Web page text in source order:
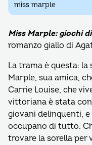
miss marple
Miss Marple: giochi
romanzo giallo di
La trama è questa: la
Marple, sua amica,
Carrie Louise, che
vittoriana è stata
giovani delinquenti,
occupano di tutto.
trovare la sorella per